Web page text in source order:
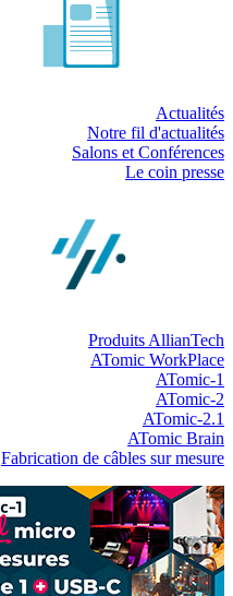
Actualités
Notre fil d'actualités
Salons et Conférences
Le coin presse
Produits AllianTech
ATomic WorkPlace
ATomic-1
ATomic-2
ATomic-2.1
ATomic Brain
Fabrication de câbles sur mesure